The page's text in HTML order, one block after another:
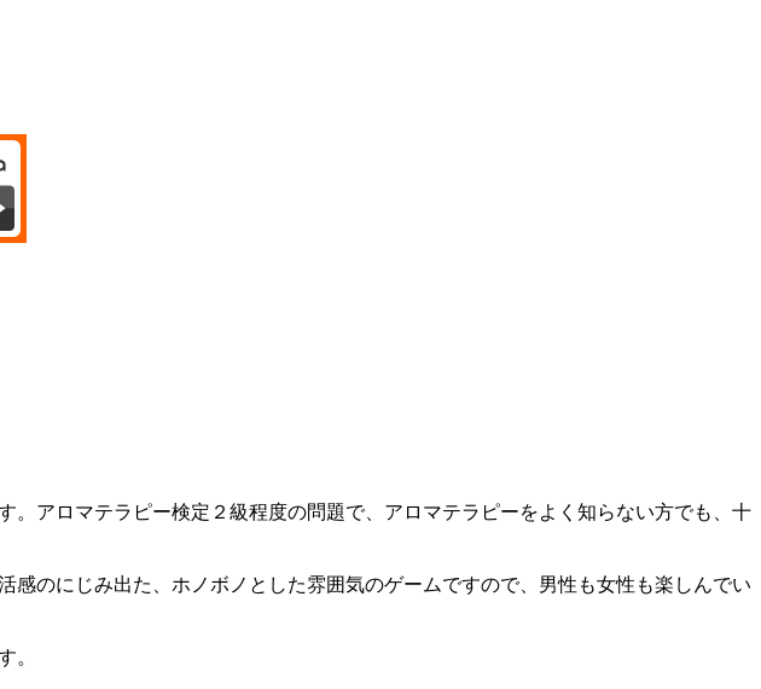
アロマテラピー検定２級程度の問題で、アロマテラピーをよく知らない方でも、十
のにじみ出た、ホノボノとした雰囲気のゲームですので、男性も女性も楽しんでい
。